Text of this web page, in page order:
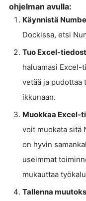
ohjelman avulla:
Käynnistä
Dockissa, etsi
Tuo Excel-
haluamasi Excel-
vetää ja pudottaa
ikkunaan.
Muokkaa Excel-
voit muokata sitä
on hyvin
useimmat
mukauttaa
Tallenna